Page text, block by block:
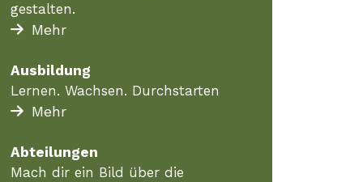
gestalten.
Mehr
Ausbildung
Lernen. Wachsen. Durchstarten
Mehr
Abteilungen
Mach dir ein Bild über die